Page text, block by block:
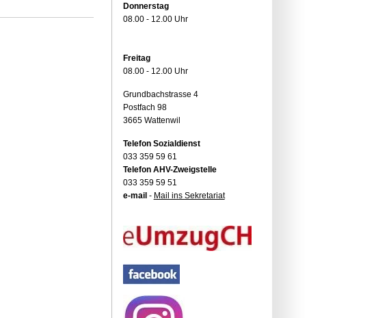
Donnerstag
08.00 - 12.00 Uhr
Freitag
08.00 - 12.00 Uhr
Grundbachstrasse 4
Postfach 98
3665 Wattenwil
Telefon Sozialdienst
033 359 59 61
Telefon AHV-Zweigstelle
033 359 59 51
e-mail - Mail ins Sekretariat